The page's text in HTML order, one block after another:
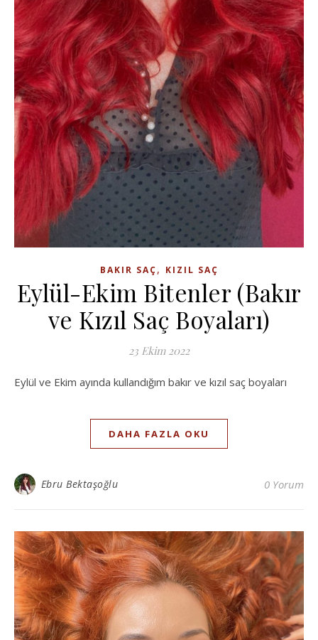
BAKIR SAÇ, KIZIL SAÇ
Eylül-Ekim Bitenler (Bakır
ve Kızıl Saç Boyaları)
23 Ekim 2022
Eylül ve Ekim ayında kullandığım bakır ve kızıl saç boyaları
DAHA FAZLA OKU
Ebru Bektaşoğlu 0 Yorum